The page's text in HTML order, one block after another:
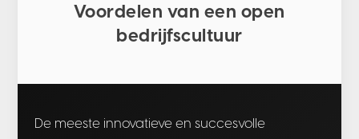
Voordelen van een open
bedrijfscultuur
De meeste innovatieve en succesvolle